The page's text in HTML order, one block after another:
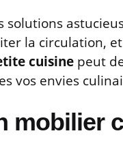
solutions
la circulation,
cuisine peut
vos envies
mobilier